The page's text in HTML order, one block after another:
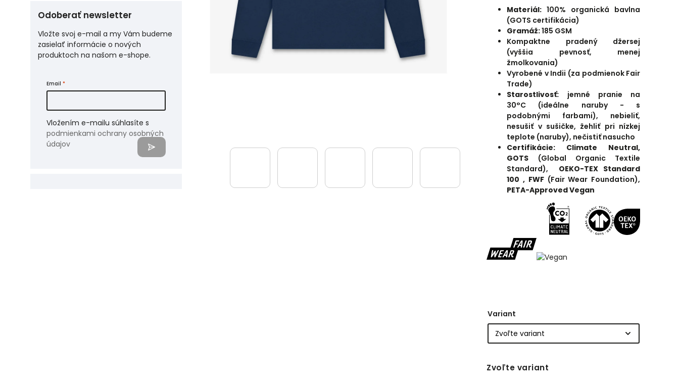
Odoberať newsletter
Vložte svoj e-mail a my Vám budeme
zasielať informácie o nových
produktoch na našom e-shope.
Email
Vložením e-mailu súhlasíte s
podmienkami ochrany osobných
údajov
Materiál: 100% organická bavlna
(GOTS certifikácia)
Gramáž:185 GSM
Kompaktne pradený džersej
(vyššia pevnosť, menej
žmolkovania)
Vyrobené v Indii (za podmienok Fair
Trade)
Starostlivosť: jemné pranie na
30°C (ideálne naruby - s
podobnými farbami), nebieliť,
nesušiť v sušičke, žehliť pri nízkej
teplote (naruby), nečistiť nasucho
Certifikácie: Climate Neutral,
GOTS (Global Organic Textile
Standard),
OEKO-TEX Standard
100 , FWF (Fair Wear Foundation),
PETA-Approved Vegan
Variant
Zvoľte variant